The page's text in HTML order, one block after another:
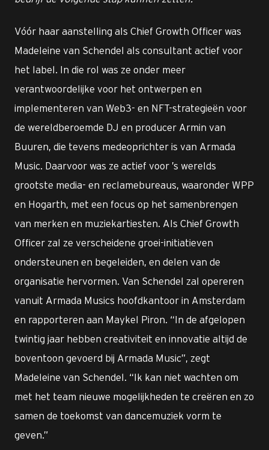
Vóór haar aanstelling als Chief Growth Officer was
Madeleine van Schendel als consultant actief voor
het label. In die rol was ze onder meer
verantwoordelijke voor het ontwerpen en
implementeren van Web3- en NFT-strategieën voor
de wereldberoemde DJ en producer Armin van
Buuren, die tevens medeoprichter is van Armada
Music. Daarvoor was ze actief voor ’s werelds
grootste media- en reclamebureaus, waaronder WPP
en Hogarth, met een focus op het samenbrengen
van merken en muziekartiesten. Als Chief Growth
Officer zal ze verscheidene groei-initiatieven
ondersteunen en begeleiden, en delen van de
organisatie hervormen. Van Schendel zal opereren
vanuit Armada Musics hoofdkantoor in Amsterdam
en rapporteren aan Maykel Piron. “In de afgelopen
twintig jaar hebben creativiteit en innovatie altijd de
boventoon gevoerd bij Armada Music”, zegt
Madeleine van Schendel. “Ik kan niet wachten om
met het team nieuwe mogelijkheden te creëren en zo
samen de toekomst van dancemuziek vorm te
geven.”